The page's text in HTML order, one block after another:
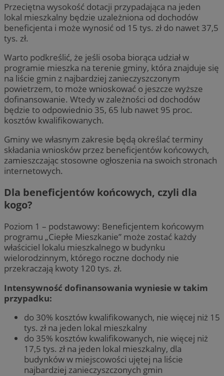
Przeciętna wysokość dotacji przypadająca na jeden
lokal mieszkalny będzie uzależniona od dochodów
beneficjenta i może wynosić od 15 tys. zł do nawet 37,5
tys. zł.
Warto podkreślić, że jeśli osoba biorąca udział w
programie mieszka na terenie gminy, która znajduje się
na liście gmin z najbardziej zanieczyszczonym
powietrzem, to może wnioskować o jeszcze wyższe
dofinansowanie. Wtedy w zależności od dochodów
będzie to odpowiednio 35, 65 lub nawet 95 proc.
kosztów kwalifikowanych.
Gminy we własnym zakresie będą określać terminy
składania wniosków przez beneficjentów końcowych,
zamieszczając stosowne ogłoszenia na swoich stronach
internetowych.
Dla beneficjentów końcowych, czyli dla
kogo?
Poziom 1 – podstawowy: Beneficjentem końcowym
programu „Ciepłe Mieszkanie” może zostać każdy
właściciel lokalu mieszkalnego w budynku
wielorodzinnym, którego roczne dochody nie
przekraczają kwoty 120 tys. zł.
Intensywność dofinansowania wyniesie w takim
przypadku:
do 30% kosztów kwalifikowanych, nie więcej niż 15
tys. zł na jeden lokal mieszkalny
do 35% kosztów kwalifikowanych, nie więcej niż
17,5 tys. zł na jeden lokal mieszkalny, dla
budynków w miejscowości ujętej na liście
najbardziej zanieczyszczonych gmin